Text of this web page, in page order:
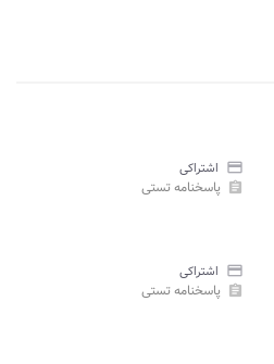
credit_card اشتراکی
assignment پاسخنامه تستی
credit_card اشتراکی
assignment پاسخنامه تستی